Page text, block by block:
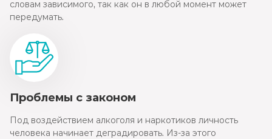
словам зависимого, так как он в любой момент может
передумать.
Проблемы с законом
Под воздействием алкоголя и наркотиков личность
человека начинает деградировать. Из-за этого